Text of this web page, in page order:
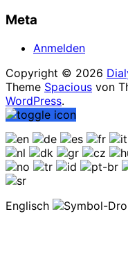
Meta
Anmelden
Copyright © 2026
Theme Spacious von
WordPress.
Englisch